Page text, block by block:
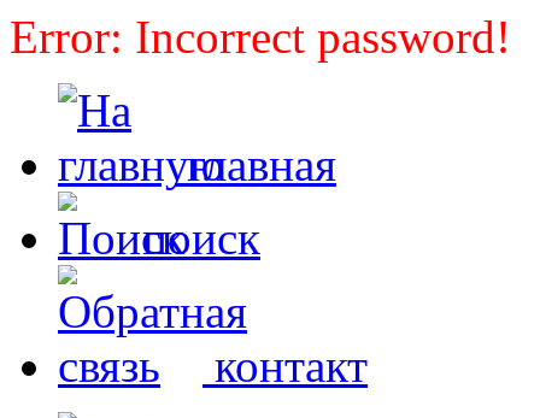
Error: Incorrect password!
главная
поиск
контакт